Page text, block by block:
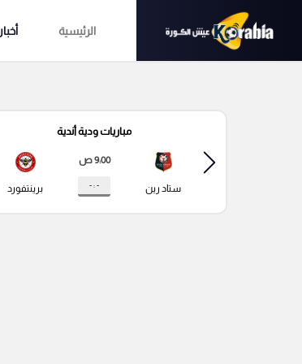
الرئيسية أخبار
مباريات ودية أندية
ستاد رين
9:00 ص
- : - برينتفورد